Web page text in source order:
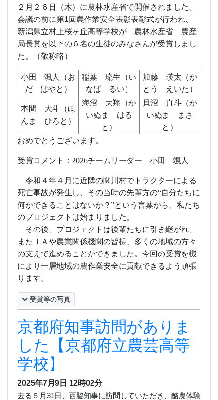
２月２６日（木）に農林水産省で開催されました。
会議の前に第1回農作業安全表彰表彰式が行われ、
新潟県立村上桜ヶ丘高等学校が 農林水産省 農産
局長賞を以下の６名の生徒のみなさんが受賞しまし
た。（敬称略）
小田 颯人（お
だ はやと）
稲葉 琉生（い
なば るい）
加藤 瑛太（か
とう えいた）
本間 大斗（ほ
んま ひろと）
海沼 大翔（か
いぬま はる
と）
貝沼 真斗（か
いぬま まさ
と）
おめでとうございます。
受賞コメント： 2026チームリーダー 小田 颯人
令和４年４月に近隣の関川村でトラクターによる
死亡事故が発生し、その当時の先輩方の“自分たちに
何かできることはないか？”という言葉から、私たち
のプロジェクトは始まりました。
その後、プロジェクトは後輩たちに引き継がれ、
またＪＡや農業関係機関の皆様、多くの地域の方々
の支えで進めることができました。今回の受賞を機
により一層地域の農作業安全に貢献できるよう頑張
ります。
受賞等の写真
京都府知事訪問がありま
した【京都府立農芸高等
学校】
2025年7月9日 12時02分
去る５月 31 日、西脇知事に訪問していただき、酪農体験